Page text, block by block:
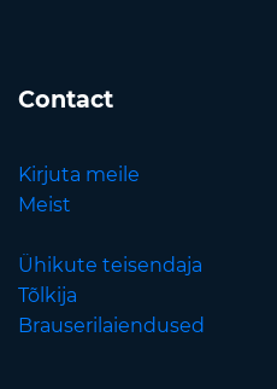
Contact
Kirjuta meile
Meist
Ühikute teisendaja
Tõlkija
Brauserilaiendused